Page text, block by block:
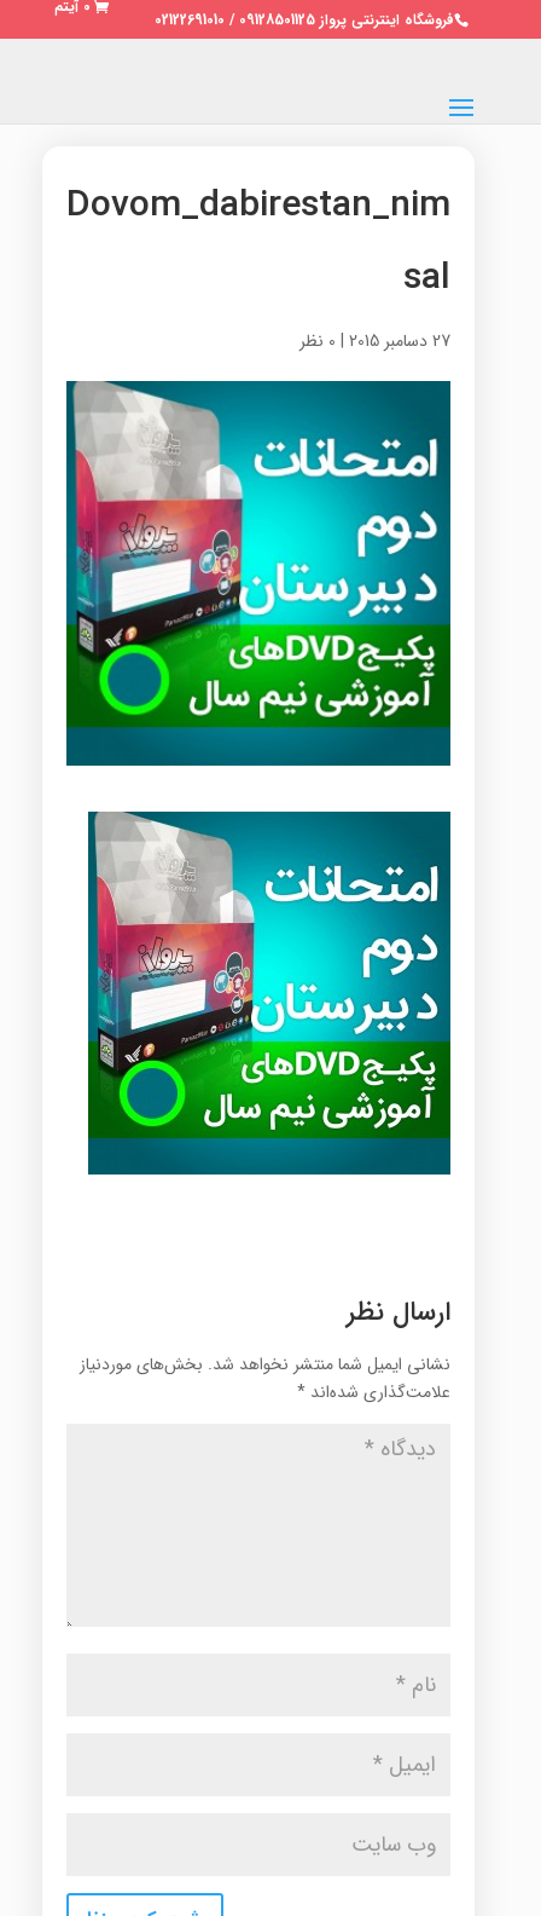
فروشگاه اینترنتی پرواز 09128501125 / 02122691010
0 آیتم
Dovom_dabirestan_nim
sal
27 دسامبر 2015 | 0 نظر
ارسال نظر
نشانی ایمیل شما منتشر نخواهد شد. بخش‌های موردنیاز
علامت‌گذاری شده‌اند *